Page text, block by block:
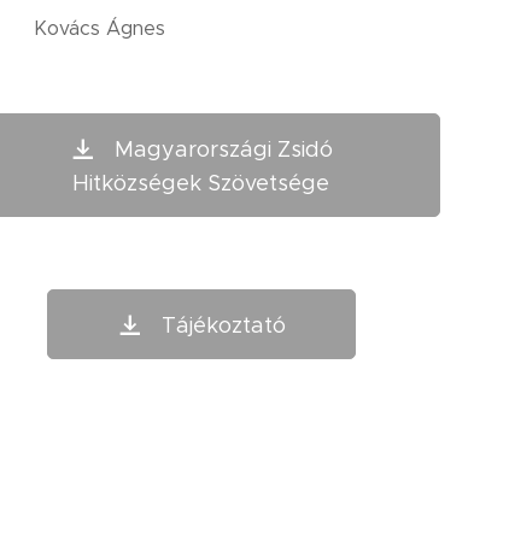
Kovács Ágnes
Magyarországi Zsidó
Hitközségek Szövetsége
Tájékoztató